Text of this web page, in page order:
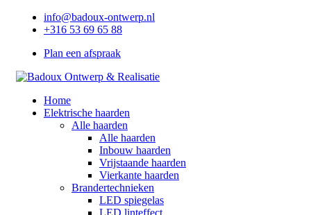
info@badoux-ontwerp.nl
+316 53 69 65 88
Plan een afspraak
Home
Elektrische haarden
Alle haarden
Alle haarden
Inbouw haarden
Vrijstaande haarden
Vierkante haarden
Brandertechnieken
LED spiegelas
LED linteffect